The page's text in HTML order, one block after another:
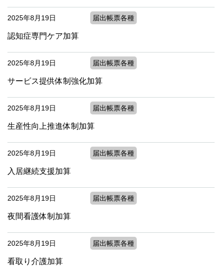
2025年8月19日 届出帳票各種
認知症専門ケア加算
2025年8月19日 届出帳票各種
サービス提供体制強化加算
2025年8月19日 届出帳票各種
生産性向上推進体制加算
2025年8月19日 届出帳票各種
入居継続支援加算
2025年8月19日 届出帳票各種
夜間看護体制加算
2025年8月19日 届出帳票各種
看取り介護加算